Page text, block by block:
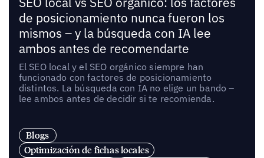
de posicionamiento nunca fueron los
mismos – y la búsqueda con IA lee
ambos antes de recomendarte
El SEO local y el SEO orgánico siempre han
funcionado con factores de posicionamiento
distintos. La búsqueda con IA no elige un bando –
lee ambos antes de decidir si te recomienda.
Blogs
Optimización de fichas locales